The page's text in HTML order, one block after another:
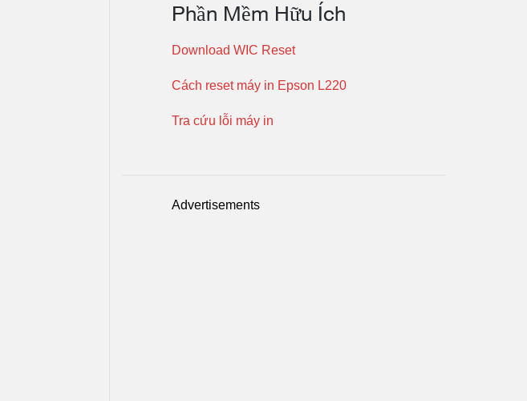
Phần Mềm Hữu Ích
Download WIC Reset
Cách reset máy in Epson L220
Tra cứu lỗi máy in
Advertisements